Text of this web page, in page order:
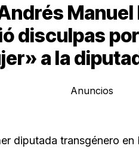
Manuel
disculpas
a la
Anuncios
diputada transgénero